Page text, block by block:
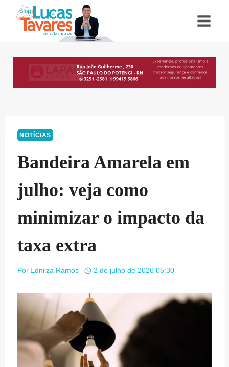
NOTÍCIAS
Bandeira Amarela em
julho: veja como
minimizar o impacto da
taxa extra
Por Ednilza Ramos 2 de julho de 2026 05:30